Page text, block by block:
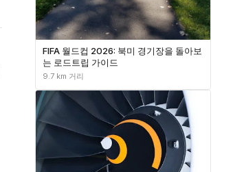
FIFA 월드컵 2026: 북미 경기장을 돌아보
는 로드트립 가이드
9.7 km 거리